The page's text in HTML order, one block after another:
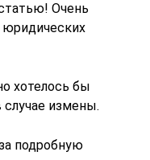
Очень
юридических
хотелось бы
измены.
подробную